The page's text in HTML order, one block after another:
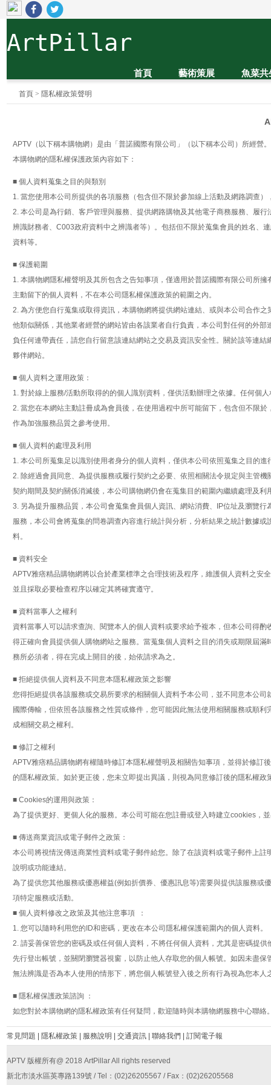
ArtPillar
首頁 藝術策展 魚菜共
首頁 > 隱私權政策聲明
APTV（以下稱本購物網）是由「普諾國際有限公司」（以下稱本公司）所經
本購物網的隱私權保護政策內容如下：
■ 個人資料蒐集之目的與類別
1. 當您使用本公司所提供的各項服務（包含但不限於參加線上活動及網路調查
2. 本公司是為行銷、客戶管理與服務、提供網路購物及其他電子商務服務、履
辨識財務者、C003政府資料中之辨識者等）。包括但不限於蒐集會員的姓名、
資料等。
■ 保護範圍
1. 本購物網隱私權聲明及其所包含之告知事項，僅適用於普諾國際有限公司所
主動留下的個人資料，不在本公司隱私權保護政策的範圍之內。
2. 為方便您自行蒐集或取得資訊，本購物網將提供網站連結、或與本公司合作
他類似關係，其他業者經營的網站皆由各該業者自行負責，本公司對任何的外
負任何連帶責任，請您自行留意該連結網站之交易及資訊安全性。關於該等連
夥伴網站。
■ 個人資料之運用政策：
1. 對於線上服務/活動所取得的的個人識別資料，僅供活動辦理之依據。任何個
2. 當您在本網站主動註冊成為會員後，在使用過程中所可能留下，包含但不限
作為加強服務品質之參考使用。
■ 個人資料的處理及利用
1. 本公司所蒐集足以識別使用者身分的個人資料，僅供本公司依照蒐集之目的進
2. 除經過會員同意、為提供服務或履行契約之必要、依照相關法令規定與主管
契約期間及契約關係消滅後，本公司購物網仍會在蒐集目的範圍內繼續處理及利
3. 另為提升服務品質，本公司會蒐集會員個人資訊、網站消費、IP位址及瀏覽
服務，本公司會將蒐集的問卷調查內容進行統計與分析，分析結果之統計數據
料。
■ 資料安全
APTV雅痞精品購物網將以合於產業標準之合理技術及程序，維護個人資料之
並且採取必要檢查程序以確定其將確實遵守。
■ 資料當事人之權利
資料當事人可以請求查詢、閱覽本人的個人資料或要求給予複本，但本公司得
得正確向會員提供個人購物網站之服務。當蒐集個人資料之目的消失或期限屆
務所必須者，得在完成上開目的後，始依請求為之。
■ 拒絕提供個人資料及不同意本隱私權政策之影響
您得拒絕提供各該服務或交易所要求的相關個人資料予本公司，並不同意本公
國際傳輸，但依照各該服務之性質或條件，您可能因此無法使用相關服務或順
成相關交易之權利。
■ 修訂之權利
APTV雅痞精品購物網有權隨時修訂本隱私權聲明及相關告知事項，並得於修
的隱私權政策。如於更正後，您未立即提出異議，則視為同意修訂後的隱私權政
■ Cookies的運用與政策：
為了提供更好、更個人化的服務。本公司可能在您註冊或登入時建立cookies，
■ 傳送商業資訊或電子郵件之政策：
本公司將視情況傳送商業性資料或電子郵件給您。除了在該資料或電子郵件上
說明或功能連結。
為了提供您其他服務或優惠權益(例如折價券、優惠訊息等)需要與提供該服務
項特定服務或活動。
■ 個人資料修改之政策及其他注意事項 ：
1. 您可以隨時利用您的ID和密碼，更改在本公司隱私權保護範圍內的個人資料。
2. 請妥善保管您的密碼及或任何個人資料，不將任何個人資料，尤其是密碼提
先行登出帳號，並關閉瀏覽器視窗，以防止他人存取您的個人帳號。如因未盡
無法辨識是否為本人使用的情形下，將您個人帳號登入後之所有行為視為您本人
■ 隱私權保護政策諮詢 ：
如您對於本購物網的隱私權政策有任何疑問，歡迎隨時與本購物網服務中心聯絡
常見問題 隱私權政策 服務說明 交通資訊 聯絡我們 訂閱電子報
APTV 版權所有@ 2018 ArtPillar All rights reserved
新北市淡水區英專路139號 / Tel：(02)26205567 / Fax：(02)26205568